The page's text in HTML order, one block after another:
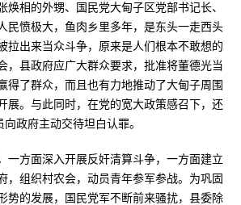
焕相的外甥、国民党大甸子区党部书记长、
民愤极大，鱼肉乡里多年，是东头一走西头
拉出来当众斗争，原来是人们根本不敢想的
，县政府应广大群众要求，批准将董德光当
得了群众，而且也有力地推动了大甸子周围
展。与此同时，在党的宽大政策感召下，还
政府主动交待坦白认罪。
方面深入开展反奸清算斗争，一方面建立
，组织村农会，动员青年参军参战。为巩固
势的发展，国民党军不断前来骚扰，县委除